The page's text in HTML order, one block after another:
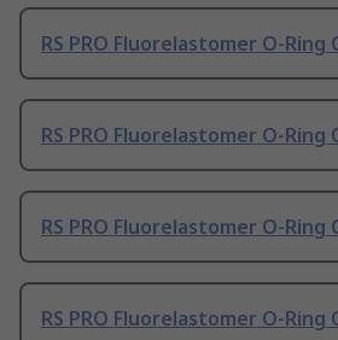
RS PRO Fluorelastomer O-Ring
RS PRO Fluorelastomer O-Ring
RS PRO Fluorelastomer O-Ring
RS PRO Fluorelastomer O-Ring